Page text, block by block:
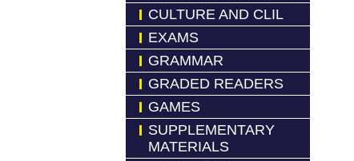
CULTURE AND CLIL
EXAMS
GRAMMAR
GRADED READERS
GAMES
SUPPLEMENTARY
MATERIALS